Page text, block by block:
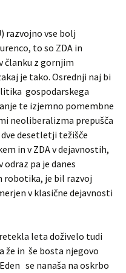
razvojno vse bolj
to so ZDA in
članku z gornjim
je tako. Osrednji naj bi
gospodarskega
te izjemno pomembne
neoliberalizma prepušča
desetletji težišče
in v ZDA v dejavnostih,
pa je danes
robotika, je bil razvoj
v klasične dejavnosti
leta doživelo tudi
že in še bosta njegovo
se nanaša na oskrbo